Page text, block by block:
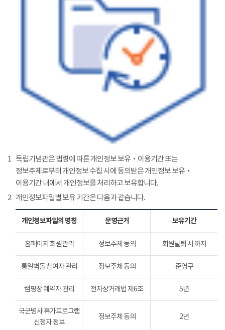
1 독립기념관은 법령에 따른 개인정보 보유‧이용기간 또는
정보주체로부터 개인정보 수집 시에 동의받은 개인정보 보유‧
이용기간 내에서 개인정보를 처리하고 보유합니다.
2 개인정보파일별 보유 기간은 다음과 같습니다.
개인정보파일의 명칭 운영근거 보유기간
홈페이지 회원관리 정보주체 동의 회원탈퇴 시 까지
통일벽돌 참여자 관리 정보주체 동의 준영구
캠핑장 예약자 관리 전자상거래법 제6조 5년
국군병사 휴가프로그램
신청자 정보
정보주체 동의 2년